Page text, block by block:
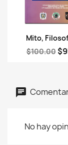
Vista
Mito,
$100.00
No hay